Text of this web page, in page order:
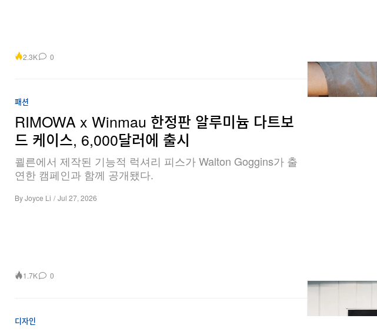
2.3K 0
패션
RIMOWA x Winmau 한정판 알루미늄 다트보
드 케이스, 6,000달러에 출시
쾰른에서 제작된 기능적 럭셔리 피스가 Walton Goggins가 출
연한 캠페인과 함께 공개됐다.
ByJoyce Li / Jul 27, 2026
1.7K 0
디자인